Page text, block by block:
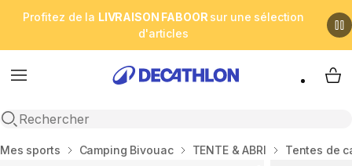
Profitez de la LIVRAISON FABOOR sur une sélection
d'articles
Menu
Open search
My
Accueil
Mes sports Camping Bivouac TENTE & ABRI Tentes de